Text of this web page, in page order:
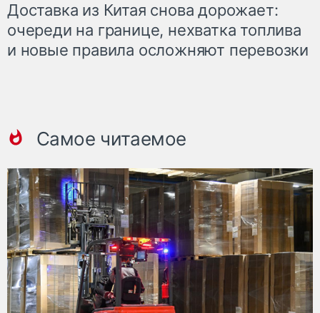
Доставка из Китая снова дорожает:
очереди на границе, нехватка топлива
и новые правила осложняют перевозки
Самое читаемое